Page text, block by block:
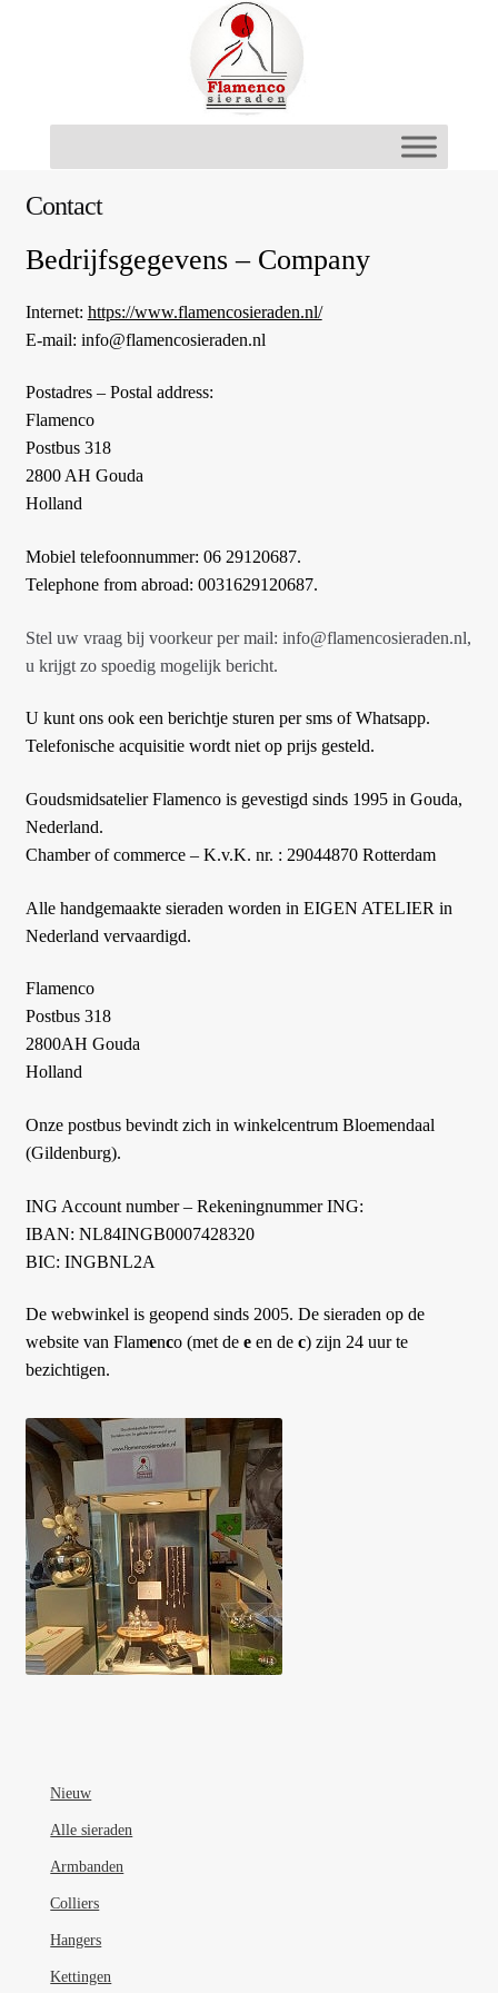
Contact
Bedrijfsgegevens – Company
Internet: https://www.flamencosieraden.nl/
E-mail: info@flamencosieraden.nl
Postadres – Postal address:
Flamenco
Postbus 318
2800 AH Gouda
Holland
Mobiel telefoonnummer: 06 29120687.
Telephone from abroad: 0031629120687.
Stel uw vraag bij voorkeur per mail: info@flamencosieraden.nl,
u krijgt zo spoedig mogelijk bericht.
U kunt ons ook een berichtje sturen per sms of Whatsapp.
Telefonische acquisitie wordt niet op prijs gesteld.
Goudsmidsatelier Flamenco is gevestigd sinds 1995 in Gouda,
Nederland.
Chamber of commerce – K.v.K. nr. : 29044870 Rotterdam
Alle handgemaakte sieraden worden in EIGEN ATELIER in
Nederland vervaardigd.
Flamenco
Postbus 318
2800AH Gouda
Holland
Onze postbus bevindt zich in winkelcentrum Bloemendaal
(Gildenburg).
ING Account number – Rekeningnummer ING:
IBAN: NL84INGB0007428320
BIC: INGBNL2A
De webwinkel is geopend sinds 2005. De sieraden op de
website van Flamenco (met de een de c) zijn 24 uur te
bezichtigen.
Nieuw
Alle sieraden
Armbanden
Colliers
Hangers
Kettingen